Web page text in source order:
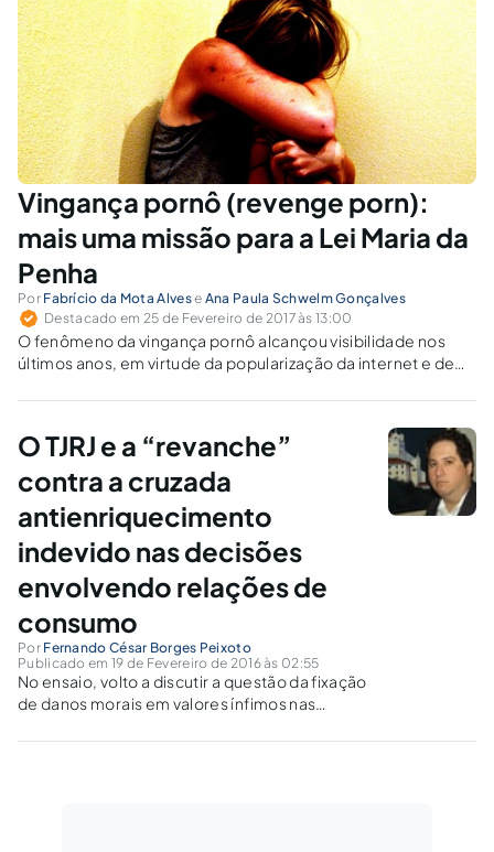
condutas, conhecidas como crimes
cibernéticos, e quais as formas de dissuasão
apresentadas pela cyber inteligência para
combatê-las.
Vingança pornô (revenge porn):
mais uma missão para a Lei Maria da
Penha
Por Fabrício da Mota Alvese Ana Paula Schwelm Gonçalves
Destacado em 25 de Fevereiro de 2017 às 13:00
O fenômeno da vingança pornô alcançou visibilidade nos
últimos anos, em virtude da popularização da internet e de
violência contra as mulheres.
O TJRJ e a “revanche”
contra a cruzada
antienriquecimento
indevido nas decisões
envolvendo relações de
consumo
Por Fernando César Borges Peixoto
Publicado em 19 de Fevereiro de 2016 às 02:55
No ensaio, volto a discutir a questão da fixação
de danos morais em valores ínfimos nas
resultado colhido pelo TJRJ, onde as demandas